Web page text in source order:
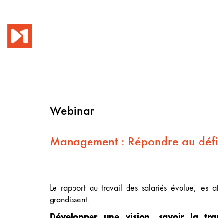
Webinar
Management : Répondre au
Le rapport au travail des salariés évolue, les
grandissent.